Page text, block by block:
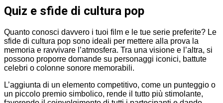
Quiz e sfide di cultura pop
Quanto conosci davvero i tuoi film e le tue serie preferite? Le
sfide di cultura pop sono ideali per mettere alla prova la
memoria e ravvivare l’atmosfera. Tra una visione e l’altra, si
possono proporre domande su personaggi iconici, battute
celebri o colonne sonore memorabili.
L’aggiunta di un elemento competitivo, come un punteggio o
un piccolo premio simbolico, rende il tutto più stimolante,